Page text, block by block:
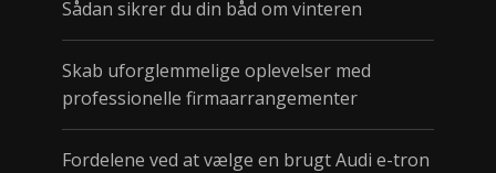
Sådan sikrer du din båd om vinteren
Skab uforglemmelige oplevelser med
professionelle firmaarrangementer
Fordelene ved at vælge en brugt Audi e-tron